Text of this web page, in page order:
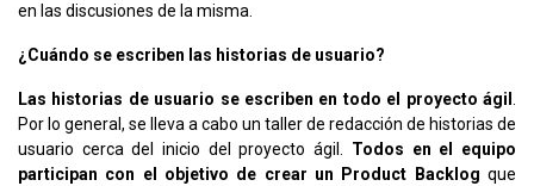
en las discusiones de la misma.
¿Cuándo se escriben las historias de usuario?
Las historias de usuario se escriben en todo el proyecto ágil
Por lo general, se lleva a cabo un taller de redacción de historias de
usuario cerca del inicio del proyecto ágil. Todos en el equipo
participan con el objetivo de crear un Product Backlog que